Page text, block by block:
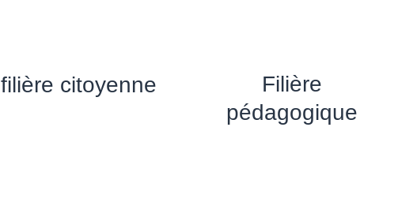
filière citoyenne
Filière
pédagogique